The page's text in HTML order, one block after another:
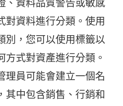
、資料品質警告或敏感
對資料進行分類。使用
別，您可以使用標籤以
方式對資產進行分類。
理員可能會建立一個名
其中包含銷售、行銷和